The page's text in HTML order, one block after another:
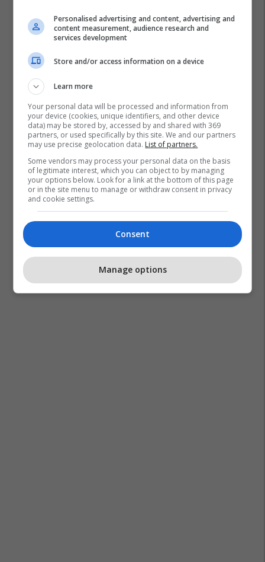
Personalised advertising and content, advertising and
content measurement, audience research and
services development
Store and/or access information on a device
Learn more
Your personal data will be processed and information from
your device (cookies, unique identifiers, and other device
data) may be stored by, accessed by and shared with 369
partners, or used specifically by this site. We and our partners
may use precise geolocation data. List of partners.
Some vendors may process your personal data on the basis
of legitimate interest, which you can object to by managing
your options below. Look for a link at the bottom of this page
or in the site menu to manage or withdraw consent in privacy
and cookie settings.
Consent
Manage options